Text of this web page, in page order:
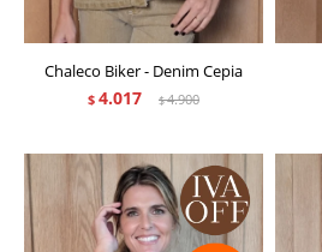
Chaleco Biker - Denim Cepia
$ 4.017 $4.900